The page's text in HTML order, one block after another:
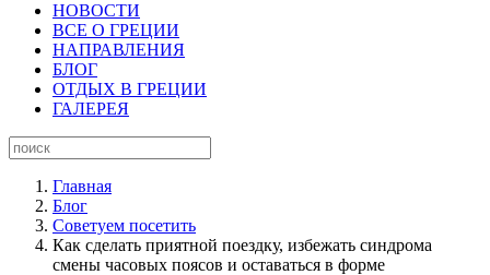
НОВОСТИ
ВСЕ О ГРЕЦИИ
НАПРАВЛЕНИЯ
БЛОГ
ОТДЫХ В ГРЕЦИИ
ГАЛЕРЕЯ
Главная
Блог
Советуем посетить
Как сделать приятной поездку, избежать синдрома
смены часовых поясов и оставаться в форме